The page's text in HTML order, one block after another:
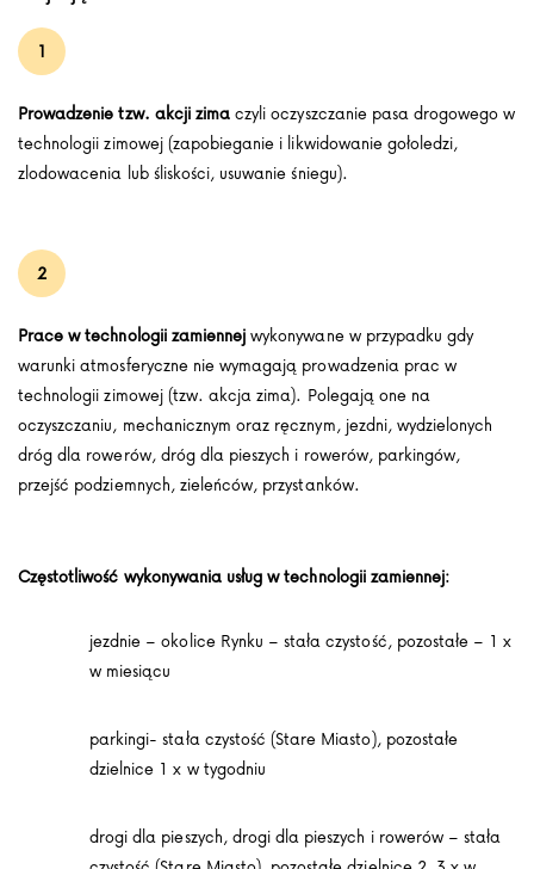
Prowadzenie tzw. akcji zimaczyli oczyszczanie pasa drogowego w
technologii zimowej (zapobieganie i likwidowanie gołoledzi,
zlodowacenia lub śliskości, usuwanie śniegu).
Prace w technologii zamiennejwykonywane w przypadku gdy
warunki atmosferyczne nie wymagają prowadzenia prac w
technologii zimowej (tzw. akcja zima). Polegają one na
oczyszczaniu, mechanicznym oraz ręcznym, jezdni, wydzielonych
dróg dla rowerów, dróg dla pieszych i rowerów, parkingów,
przejść podziemnych, zieleńców, przystanków.
Częstotliwość wykonywania usług w technologii zamiennej:
jezdnie – okolice Rynku – stała czystość, pozostałe – 1 x
w miesiącu
parkingi- stała czystość (Stare Miasto), pozostałe
dzielnice 1 x w tygodniu
drogi dla pieszych, drogi dla pieszych i rowerów – stała